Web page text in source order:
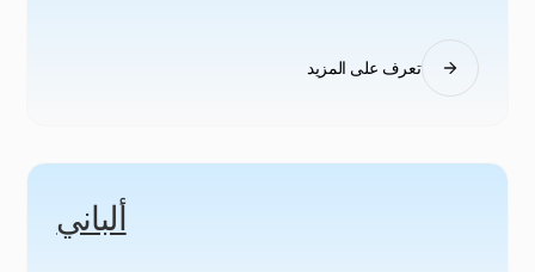
تعرف على المزيد
ألباني